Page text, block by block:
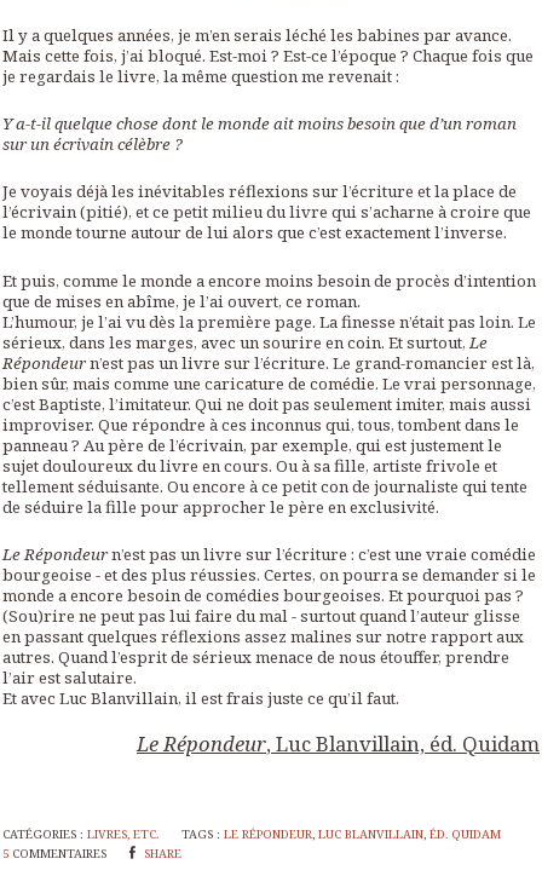
Il y a quelques années, je m’en serais léché les babines par avance.
Mais cette fois, j’ai bloqué. Est-moi ? Est-ce l’époque ? Chaque fois que
je regardais le livre, la même question me revenait :
Y a-t-il quelque chose dont le monde ait moins besoin que d’un roman
sur un écrivain célèbre ?
Je voyais déjà les inévitables réflexions sur l’écriture et la place de
l’écrivain (pitié), et ce petit milieu du livre qui s’acharne à croire que
le monde tourne autour de lui alors que c’est exactement l’inverse.
Et puis, comme le monde a encore moins besoin de procès d’intention
que de mises en abîme, je l’ai ouvert, ce roman.
L’humour, je l’ai vu dès la première page. La finesse n’était pas loin. Le
sérieux, dans les marges, avec un sourire en coin. Et surtout,Le
Répondeurn’est pas un livre sur l’écriture. Le grand-romancier est là,
bien sûr, mais comme une caricature de comédie. Le vrai personnage,
c’est Baptiste, l’imitateur. Qui ne doit pas seulement imiter, mais aussi
improviser. Que répondre à ces inconnus qui, tous, tombent dans le
panneau ? Au père de l’écrivain, par exemple, qui est justement le
sujet douloureux du livre en cours. Ou à sa fille, artiste frivole et
tellement séduisante. Ou encore à ce petit con de journaliste qui tente
de séduire la fille pour approcher le père en exclusivité.
Le Répondeurn’est pas un livre sur l’écriture : c’est une vraie comédie
bourgeoise - et des plus réussies. Certes, on pourra se demander si le
monde a encore besoin de comédies bourgeoises. Et pourquoi pas ?
(Sou)rire ne peut pas lui faire du mal - surtout quand l’auteur glisse
en passant quelques réflexions assez malines sur notre rapport aux
autres. Quand l’esprit de sérieux menace de nous étouffer, prendre
l’air est salutaire.
Et avec Luc Blanvillain, il est frais juste ce qu’il faut.
Le Répondeur, Luc Blanvillain, éd. Quidam
CATÉGORIES : LIVRES, ETC. TAGS :LE RÉPONDEUR,LUC BLANVILLAIN,ÉD. QUIDAM
5 COMMENTAIRES SHARE